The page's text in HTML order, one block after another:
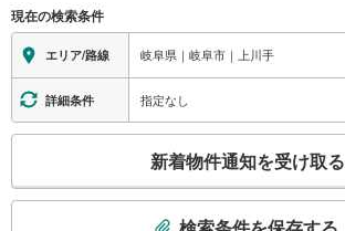
現在の検索条件
エリア/路線 岐阜県｜岐阜市｜上川手
詳細条件 指定なし
検
新着物件通知を受け取る